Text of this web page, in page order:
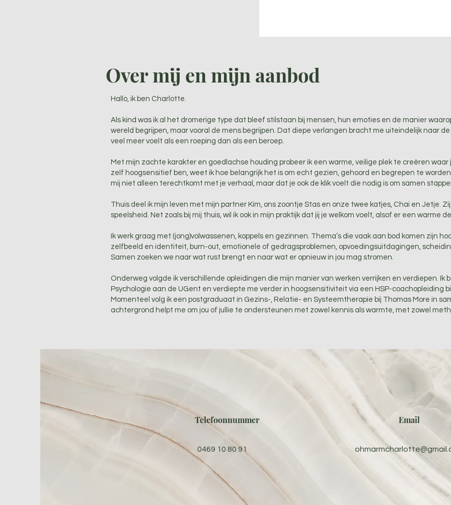
Over mij en mijn aanbod
Hallo, ik ben Charlotte.
Als kind was ik al het dromerige type dat bleef stilstaan bij mensen, hun emoties en de manier
wereld begrijpen, maar vooral de mens begrijpen. Dat diepe verlangen bracht me uiteindelijk naar
veel meer voelt als een roeping dan als een beroep.
Met mijn zachte karakter en goedlachse houding probeer ik een warme, veilige plek te creëren
zelf hoogsensitief ben, weet ik hoe belangrijk het is om echt gezien, gehoord en begrepen te
mij niet alleen terechtkomt met je verhaal, maar dat je ook de klik voelt die nodig is om samen
Thuis deel ik mijn leven met mijn partner Kim, ons zoontje Stas en onze twee katjes, Chai en Jetje.
speelsheid. Net zoals bij mij thuis, wil ik ook in mijn praktijk dat jij je welkom voelt, alsof er een warme
Ik werk graag met (jong)volwassenen, koppels en gezinnen. Thema’s die vaak aan bod komen zijn
zelfbeeld en identiteit, burn-out, emotionele of gedragsproblemen, opvoedingsuitdagingen,
Samen zoeken we naar wat rust brengt en naar wat er opnieuw in jou mag stromen.
Onderweg volgde ik verschillende opleidingen die mijn manier van werken verrijken en verdiepen. Ik
Psychologie aan de UGent en verdiepte me verder in hoogsensitiviteit via een HSP-coachopleiding
Momenteel volg ik een postgraduaat in Gezins-, Relatie- en Systeemtherapie bij Thomas More in
achtergrond helpt me om jou of jullie te ondersteunen met zowel kennis als warmte, met zowel
Telefoonnummer
0469 10 80 91
Email